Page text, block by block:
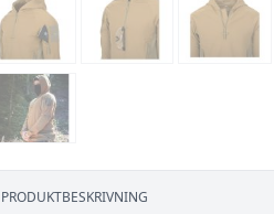
PRODUKTBESKRIVNING